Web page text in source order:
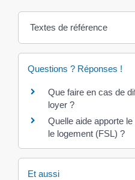
Textes de référence
Questions ? Réponses !
Que faire en cas de
loyer ?
Quelle aide apporte
le logement (FSL) ?
Et aussi